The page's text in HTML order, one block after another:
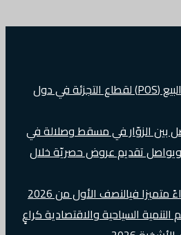
زوهو تطلق حل نقاط البيع (POS) لقطاع التجزئة في دول
بين الزوّار في مسقط وصلالة في
ويواصل تقديم عروض حصريّة خلال
فيالنصف الأول من 2026
السياحية والاقتصادية كراعٍ